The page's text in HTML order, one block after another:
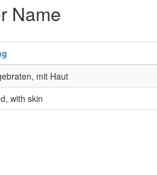
Name
mit Haut
with skin